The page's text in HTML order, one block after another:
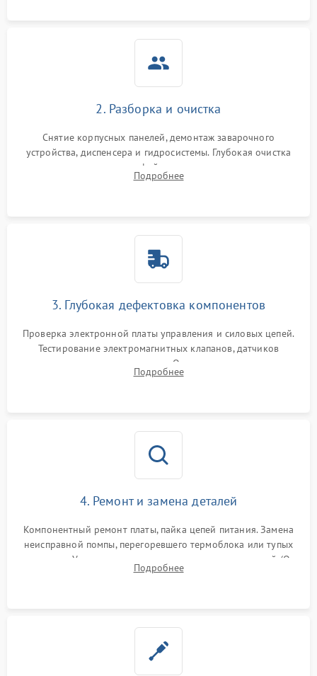
2. Разборка и очистка
Снятие корпусных панелей, демонтаж заварочного
устройства, диспенсера и гидросистемы. Глубокая очистка
внутренних узлов от кофейных масел, жмыха и накипи.
Промывка дренажных каналов и фильтров с использованием
Подробнее
3. Глубокая дефектовка компонентов
Проверка электронной платы управления и силовых цепей.
Тестирование электромагнитных клапанов, датчиков
температуры и расходомера. Оценка степени износа
жерновов кофемолки, уплотнительных колец гидросистемы
Подробнее
4. Ремонт и замена деталей
Компонентный ремонт платы, пайка цепей питания. Замена
неисправной помпы, перегоревшего термоблока или тупых
жерновов. Установка новых силиконовых уплотнителей (O-
ring) и тефлоновых трубок для надежного устранения
Подробнее